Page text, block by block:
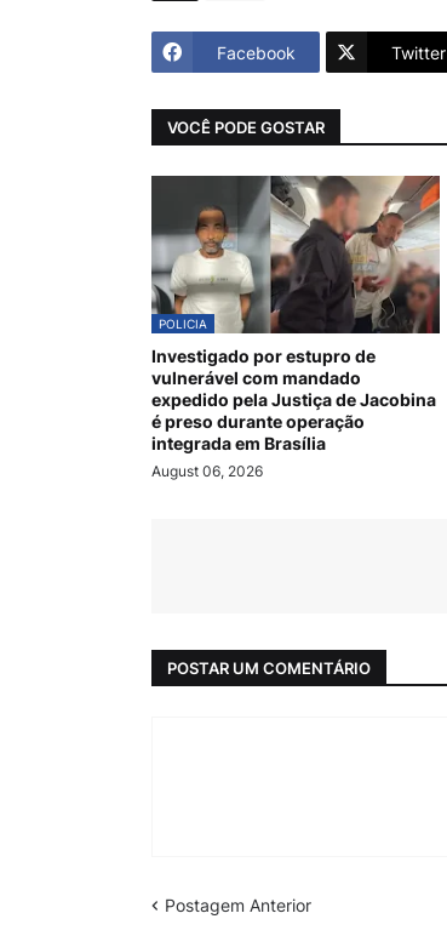
Facebook Twitter
VOCÊ PODE GOSTAR
POLICIA
Investigado por estupro de
vulnerável com mandado
expedido pela Justiça de Jacobina
é preso durante operação
integrada em Brasília
August 06, 2026
POSTAR UM COMENTÁRIO
Postagem Anterior